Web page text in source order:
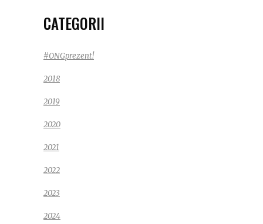
CATEGORII
#ONGprezent!
2018
2019
2020
2021
2022
2023
2024